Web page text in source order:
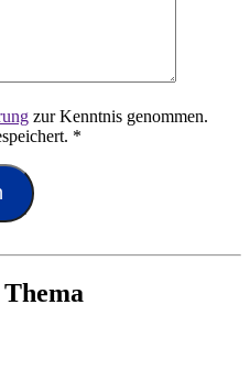
zur Kenntnis genommen.
*